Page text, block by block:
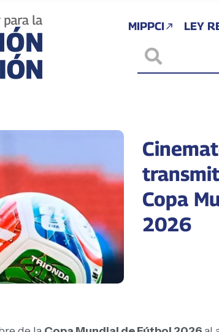
MIPPCI LEY
Copa
2026